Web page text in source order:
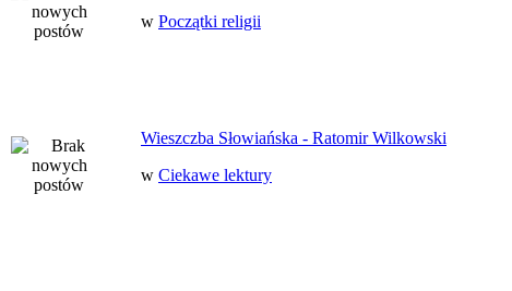
w Początki religii
Wieszczba Słowiańska - Ratomir Wilkowski
w Ciekawe lektury